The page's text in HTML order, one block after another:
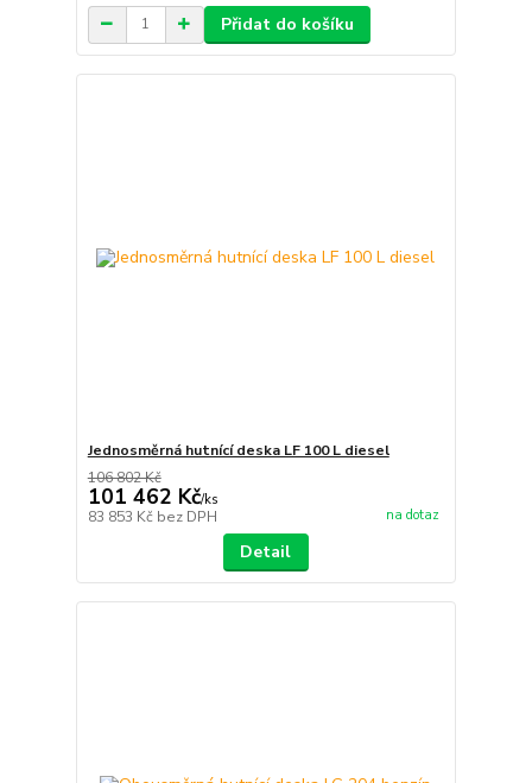
Přidat do košíku
Jednosměrná hutnící deska LF 100 L diesel
106 802 Kč
101 462 Kč/ks
83 853 Kč bez DPH na dotaz
Detail